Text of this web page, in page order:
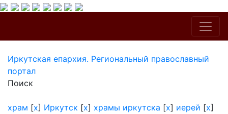
Иркутская епархия. Региональный православный
портал
Поиск
храм [x] Иркутск [x] храмы иркутска [x] иерей [x]